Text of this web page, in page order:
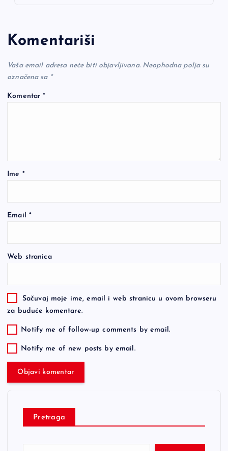
Komentariši
Vaša email adresa neće biti objavljivana. Neophodna polja su
označena sa *
Komentar*
Ime *
Email *
Web stranica
Sačuvaj moje ime, email i web stranicu u ovom browseru
za buduće komentare.
Notify me of follow-up comments by email.
Notify me of new posts by email.
Pretraga